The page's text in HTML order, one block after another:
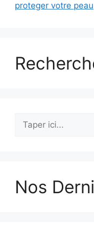
proteger votre peau
Nos